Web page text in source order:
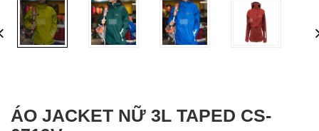
ÁO JACKET NỮ 3L TAPED CS-